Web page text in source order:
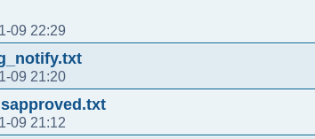
09 22:29
09 21:20
09 21:12